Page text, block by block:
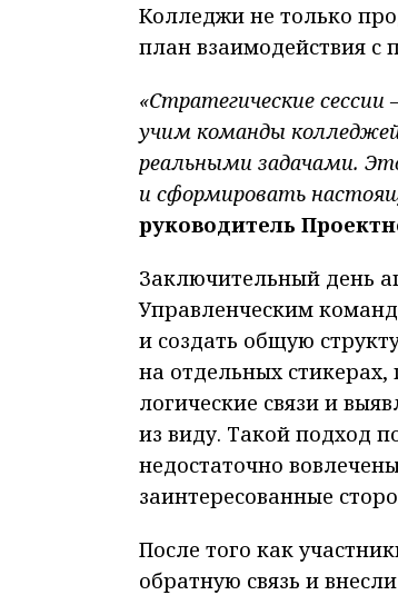
Колледжи не только
план взаимодействия с
«Стратегические
учим команды
реальными задачами.
и сформировать
руководитель
Заключительный день
Управленческим
и создать общую
на отдельных
логические связи и
из виду. Такой подход
недостаточно
заинтересованные
После того как
обратную связь и